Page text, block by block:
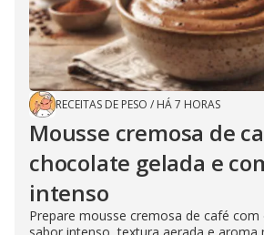
RECEITAS DE PESO / HÁ 7 HORAS
Mousse cremosa de
chocolate gelada e
intenso
Prepare mousse cremosa de café